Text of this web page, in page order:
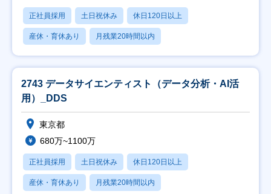
正社員採用 土日祝休み 休日120日以上
産休・育休あり 月残業20時間以内
2743 データサイエンティスト（データ分析・AI活
用）_DDS
東京都
680万~1100万
正社員採用 土日祝休み 休日120日以上
産休・育休あり 月残業20時間以内